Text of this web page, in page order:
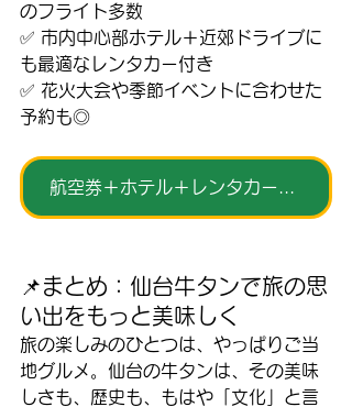
のフライト多数
✅ 市内中心部ホテル＋近郊ドライブに
も最適なレンタカー付き
✅ 花火大会や季節イベントに合わせた
予約も◎
📌まとめ：仙台牛タンで旅の思
い出をもっと美味しく
旅の楽しみのひとつは、やっぱりご当
地グルメ。仙台の牛タンは、その美味
しさも、歴史も、もはや「文化」と言